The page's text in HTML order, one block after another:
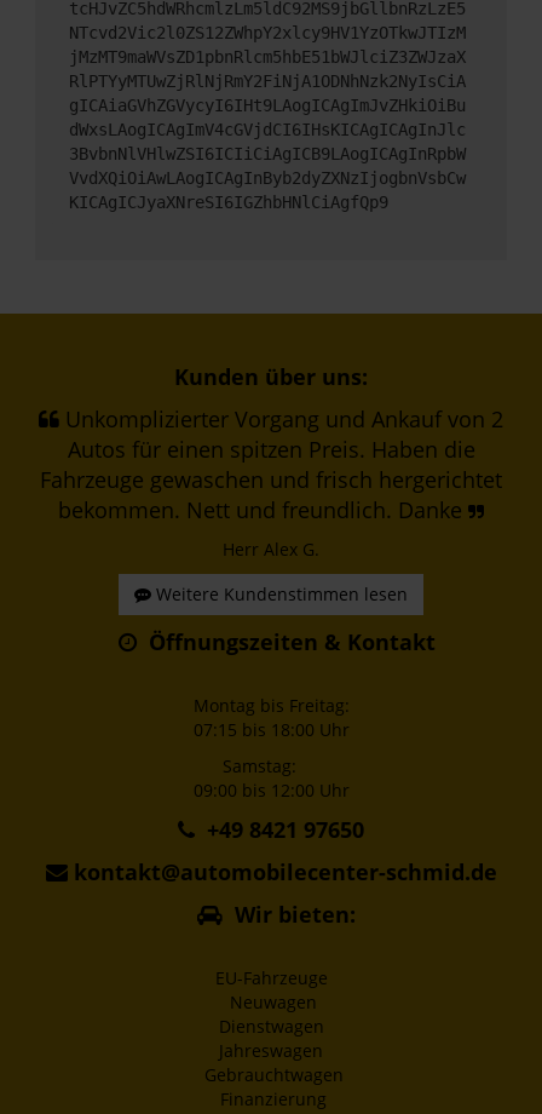
tcHJvZC5hdWRhcmlzLm5ldC92MS9jbGllbnRzLzE5
NTcvd2Vic2l0ZS12ZWhpY2xlcy9HV1YzOTkwJTIzM
jMzMT9maWVsZD1pbnRlcm5hbE51bWJlciZ3ZWJzaX
RlPTYyMTUwZjRlNjRmY2FiNjA1ODNhNzk2NyIsCiA
gICAiaGVhZGVycyI6IHt9LAogICAgImJvZHkiOiBu
dWxsLAogICAgImV4cGVjdCI6IHsKICAgICAgInJlc
3BvbnNlVHlwZSI6ICIiCiAgICB9LAogICAgInRpbW
VvdXQiOiAwLAogICAgInByb2dyZXNzIjogbnVsbCw
KICAgICJyaXNreSI6IGZhbHNlCiAgfQp9
Kunden über uns:
Unkomplizierter Vorgang und Ankauf von 2
Autos für einen spitzen Preis. Haben die
Fahrzeuge gewaschen und frisch hergerichtet
bekommen. Nett und freundlich. Danke
Herr Alex G.
Weitere Kundenstimmen lesen
Öffnungszeiten & Kontakt
Montag bis Freitag:
07:15 bis 18:00 Uhr
Samstag:
09:00 bis 12:00 Uhr
+49 8421 97650
kontakt@automobilecenter-schmid.de
Wir bieten:
EU-Fahrzeuge
Neuwagen
Dienstwagen
Jahreswagen
Gebrauchtwagen
Finanzierung